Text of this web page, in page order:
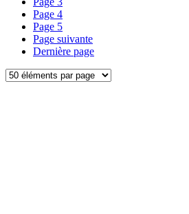
Page 4
Page 5
Page suivante
Dernière page